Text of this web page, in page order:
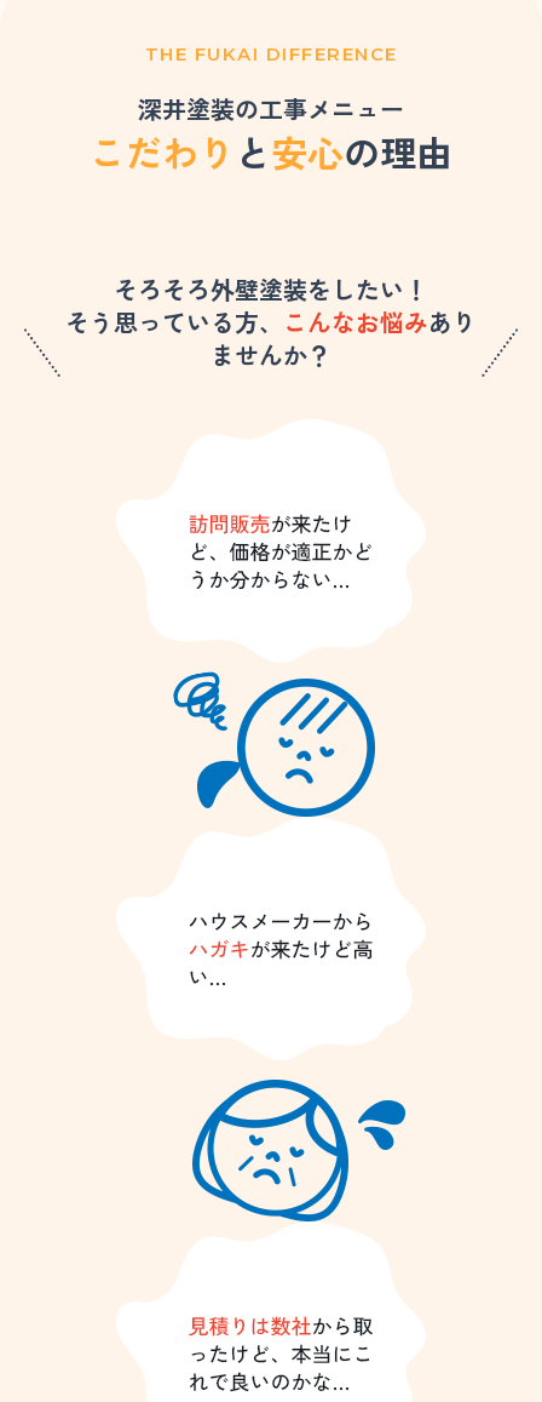
THE FUKAI DIFFERENCE
深井塗装の工事メニュー
こだわり と安心の理由
そろそろ外壁塗装をしたい！
そう思っている方、 こんなお悩みあり
ませんか？